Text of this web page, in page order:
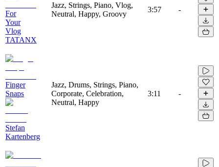
For
Your
Vlog
TATANX
Jazz, Strings, Piano, Vlog,
Neutral, Happy, Groovy
3:57 -
Finger
Snaps
Stefan
Kartenberg
Jazz, Drums, Strings, Piano,
Corporate, Celebration,
Neutral, Happy
3:11 -